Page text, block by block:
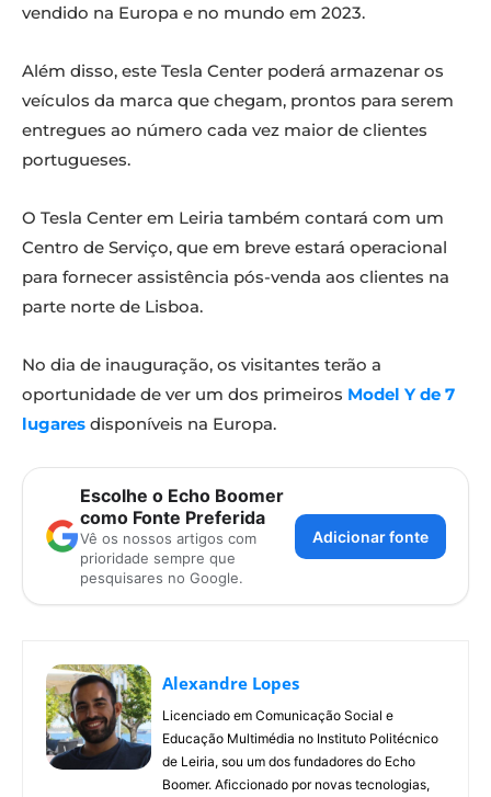
vendido na Europa e no mundo em 2023.
Além disso, este Tesla Center poderá armazenar os
veículos da marca que chegam, prontos para serem
entregues ao número cada vez maior de clientes
portugueses.
O Tesla Center em Leiria também contará com um
Centro de Serviço, que em breve estará operacional
para fornecer assistência pós-venda aos clientes na
parte norte de Lisboa.
No dia de inauguração, os visitantes terão a
oportunidade de ver um dos primeiros Model Y de 7
lugares disponíveis na Europa.
Escolhe o Echo Boomer
como Fonte Preferida
Vê os nossos artigos com
prioridade sempre que
pesquisares no Google.
Adicionar fonte
Alexandre Lopes
Licenciado em Comunicação Social e
Educação Multimédia no Instituto Politécnico
de Leiria, sou um dos fundadores do Echo
Boomer. Aficcionado por novas tecnologias,